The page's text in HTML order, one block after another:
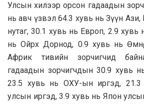
Улсын хилээр орсон гадаадын
нь авч үзвэл 64.3 хувь нь Зүүн
нутаг, 30.1 хувь нь Европ, 2.9
нь Ойрх Дорнод, 0.9 хувь нь
Африк тивийн зорчигчид
гадаадын зорчигчдын 30.9 хувь
23.5 хувь нь ОХУ-ын иргэд,
улсын иргэд, 3.9 хувь нь Япон